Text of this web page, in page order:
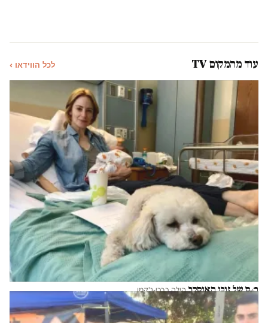
עוד מהמקום TV לכל הווידאו ›
הנס של זוכי האוסקר הילה ברבי-ג'קמן